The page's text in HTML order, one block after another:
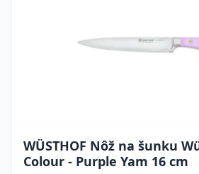
WÜSTHOF Nôž na šunku
Colour - Purple Yam 16 cm